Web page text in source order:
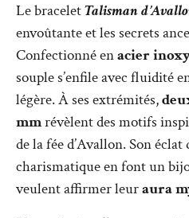
Le braceletTalisman
envoûtante et les secrets
Confectionné enacier
souple s’enfile avec fluidité
légère. À ses extrémités,
mmrévèlent des motifs
de la fée d’Avallon. Son
charismatique en font un
veulent affirmer leuraura